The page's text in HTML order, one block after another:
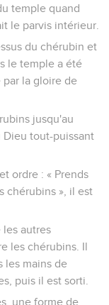
temple quand
le parvis intérieur.
du chérubin et
le temple a été
la gloire de
jusqu'au
Dieu tout-puissant
ordre : « Prends
chérubins », il est
autres
les chérubins. Il
les mains de
puis il est sorti.
une forme de